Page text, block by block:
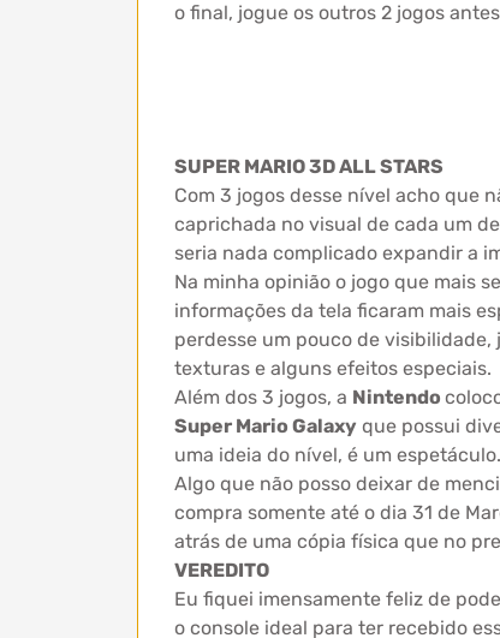
o final, jogue os outros 2 jogos
SUPER MARIO 3D ALL STARS
Com 3 jogos desse nível acho que
caprichada no visual de cada um
seria nada complicado expandir a
Na minha opinião o jogo que mais
informações da tela ficaram mais
perdesse um pouco de
texturas e alguns efeitos especiais.
Além dos 3 jogos, a Nintendo
Super Mario Galaxy que possui
uma ideia do nível, é um espetáculo.
Algo que não posso deixar de
compra somente até o dia 31 de
atrás de uma cópia física que no
VEREDITO
Eu fiquei imensamente feliz de
o console ideal para ter recebido